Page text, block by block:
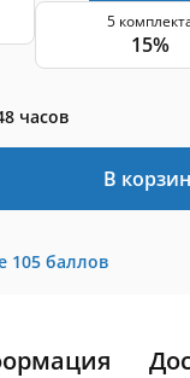
5
15%
часов
В
105 баллов